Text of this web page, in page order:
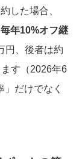
した場合、
毎年10%オフ継
円、後者は約
す（2026年6
だけでなく